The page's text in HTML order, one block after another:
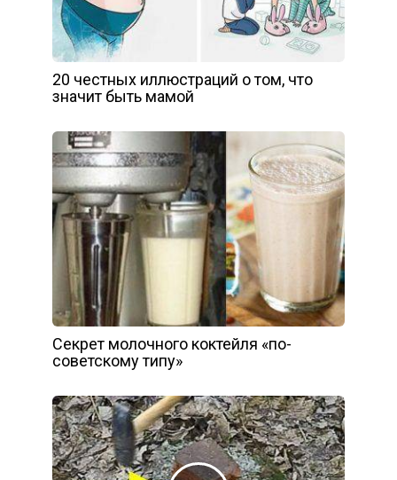
20 честных иллюстраций о том, что
значит быть мамой
Секрет молочного коктейля «по-
советскому типу»